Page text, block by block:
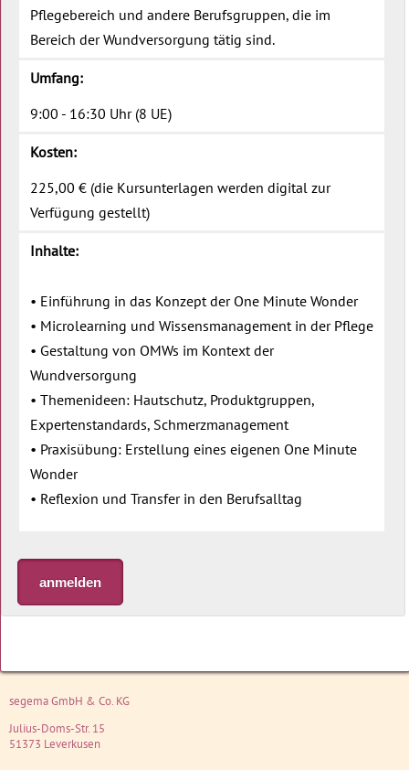
Pflegebereich und andere Berufsgruppen, die im
Bereich der Wundversorgung tätig sind.
Umfang:
9:00 - 16:30 Uhr (8 UE)
Kosten:
225,00 € (die Kursunterlagen werden digital zur
Verfügung gestellt)
Inhalte:
• Einführung in das Konzept der One Minute Wonder
• Microlearning und Wissensmanagement in der Pflege
• Gestaltung von OMWs im Kontext der
Wundversorgung
• Themenideen: Hautschutz, Produktgruppen,
Expertenstandards, Schmerzmanagement
• Praxisübung: Erstellung eines eigenen One Minute
Wonder
• Reflexion und Transfer in den Berufsalltag
anmelden
segema GmbH & Co. KG
Julius-Doms-Str. 15
51373 Leverkusen